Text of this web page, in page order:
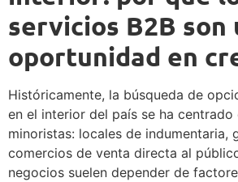
servicios B2B son
oportunidad en
Históricamente, la búsqueda de
en el interior del país se ha centrado
minoristas: locales de indumentaria,
comercios de venta directa al
negocios suelen depender de